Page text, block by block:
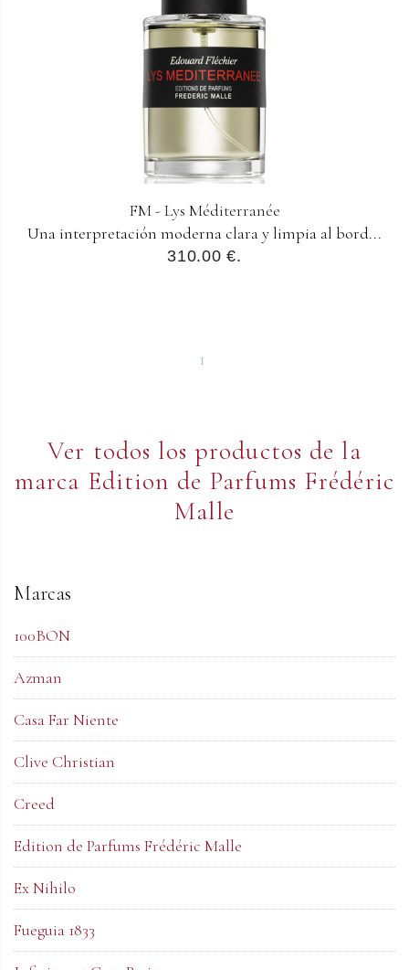
FM - Lys Méditerranée
Una interpretación moderna clara y limpia al bord...
310.00 €.
1
Ver todos los productos de la
marca Edition de Parfums Frédéric
Malle
Marcas
100BON
Azman
Casa Far Niente
Clive Christian
Creed
Edition de Parfums Frédéric Malle
Ex Nihilo
Fueguia 1833